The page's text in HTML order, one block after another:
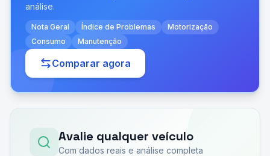
análise.
Nota Geral Índice de Problemas
Motorização
Consumo
Manutenção
Comparar agora
Avalie qualquer veículo
Com dados reais e análise completa